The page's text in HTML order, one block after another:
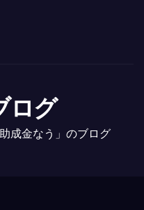
ログ
成金なう」のブログ